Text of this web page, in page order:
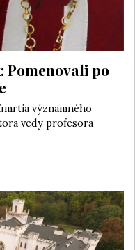
Pomenovali po
významného
vedy profesora